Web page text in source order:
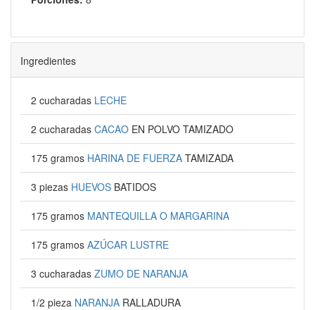
Ingredientes
2 cucharadas LECHE
2 cucharadas CACAO EN POLVO TAMIZADO
175 gramos HARINA DE FUERZA TAMIZADA
3 piezas HUEVOS BATIDOS
175 gramos MANTEQUILLA O MARGARINA
175 gramos AZÚCAR LUSTRE
3 cucharadas ZUMO DE NARANJA
1/2 pieza NARANJA RALLADURA